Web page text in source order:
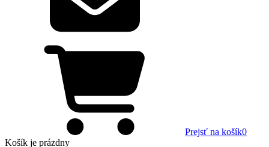
Prejsť na košík0
Košík je prázdny